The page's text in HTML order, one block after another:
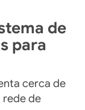
de
para
cerca de
rede de